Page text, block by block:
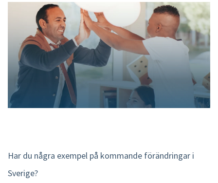
Har du några exempel på kommande förändringar i
Sverige?